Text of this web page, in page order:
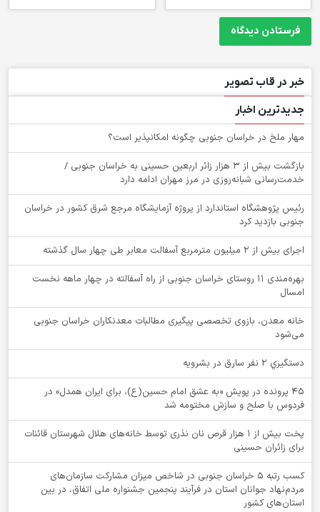
خبر در قاب تصویر
جدیدترین اخبار
‌مهار ملخ در خراسان جنوبی چگونه امکانپذیر است؟
بازگشت بیش از ۳ هزار زائر اربعین حسینی به خراسان جنوبی /
خدمت‌رسانی شبانه‌روزی در مرز مهران ادامه دارد
رئیس پژوهشگاه استاندارد از پروژه آزمایشگاه مرجع شرق کشور در خراسان
جنوبی بازدید کرد
اجرای بیش از ۲ میلیون مترمربع آسفالت معابر طی چهار سال گذشته
بهره‌مندی ۱۱ روستای خراسان جنوبی از راه آسفالته در چهار ماهه نخست
امسال
خانه معدن، بازوی تخصصی پیگیری مطالبات معدنکاران خراسان جنوبی
می‌شود
دستگيري 2 نفر سارق در بشرويه
۴۵ پرونده در پویش «به عشق امام حسین(ع)، برای ایران همدل» در
فردوس با صلح و سازش مختومه شد
پخت بیش از 1 هزار قرص نان نذری توسط خانه‌های هلال شهرستان قائنات
برای زائران حسینی
کسب رتبه ۵ خراسان جنوبی در شاخص میزان مشارکت سازمان‌های
مردم‌نهاد جوانان استان در فرآیند پنجمین جشنواره ملی اتفاق، در بین
استان‌های کشور